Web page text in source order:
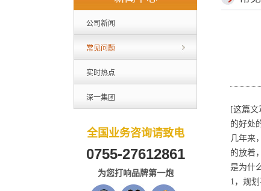
公司新闻
常见问题
实时热点
深一集团
全国业务咨询请致电
0755-27612861
为您打响品牌第一炮
[这篇文
的好处
几年来
的放着
是为什
1，规